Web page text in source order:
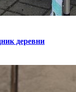
деревни